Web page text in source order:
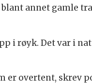
annet gamle
i røyk. Det var i
er overtent,